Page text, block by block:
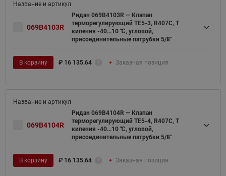
069B4103R
Ридан 069B4103R — Клапан
терморегулирующий TE5-3, R407C, T
кипения -40...10 ℃, угловой,
присоединительные патрубки 5/8"
В корзину ₽ 16 135.64 Заказная позиция
069B4104R
Ридан 069B4104R — Клапан
терморегулирующий TE5-4, R407C, T
кипения -40...10 ℃, угловой,
присоединительные патрубки 5/8"
В корзину ₽ 16 135.64 Заказная позиция